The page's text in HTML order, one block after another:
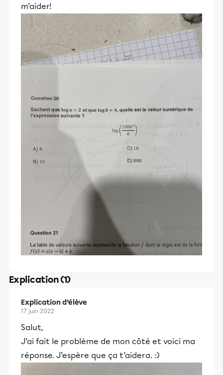
m’aider!
Explication (1)
Explication d’élève
17 juin 2022
Salut,
J’ai fait le problème de mon côté et voici ma
réponse. J’espère que ça t’aidera. :)